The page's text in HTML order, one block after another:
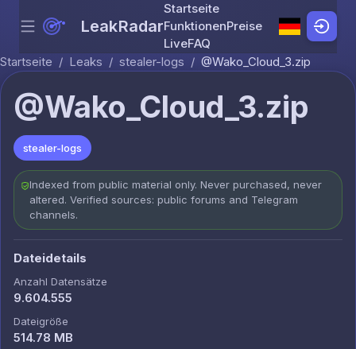
Skip to content
Menu LeakRadar
Startseite
FunktionenPreise
LiveFAQ
Startseite / Leaks / stealer-logs / @Wako_Cloud_3.zip
@Wako_Cloud_3.zip
stealer-logs
Indexed from public material only. Never purchased, never
altered. Verified sources: public forums and Telegram
channels.
Dateidetails
Anzahl Datensätze
9.604.555
Dateigröße
514.78 MB